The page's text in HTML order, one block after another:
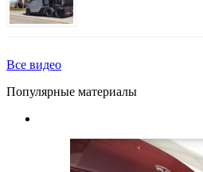
Все видео
Популярные материалы